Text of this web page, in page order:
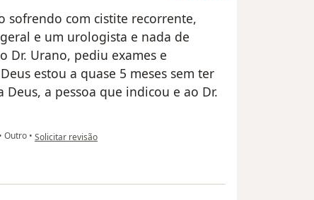
sofrendo com cistite recorrente,
e um urologista e nada de
Dr. Urano, pediu exames e
estou a quase 5 meses sem ter
a pessoa que indicou e ao Dr.
• Outro • na opinião do utilizador Alessandra
Solicitar revisão